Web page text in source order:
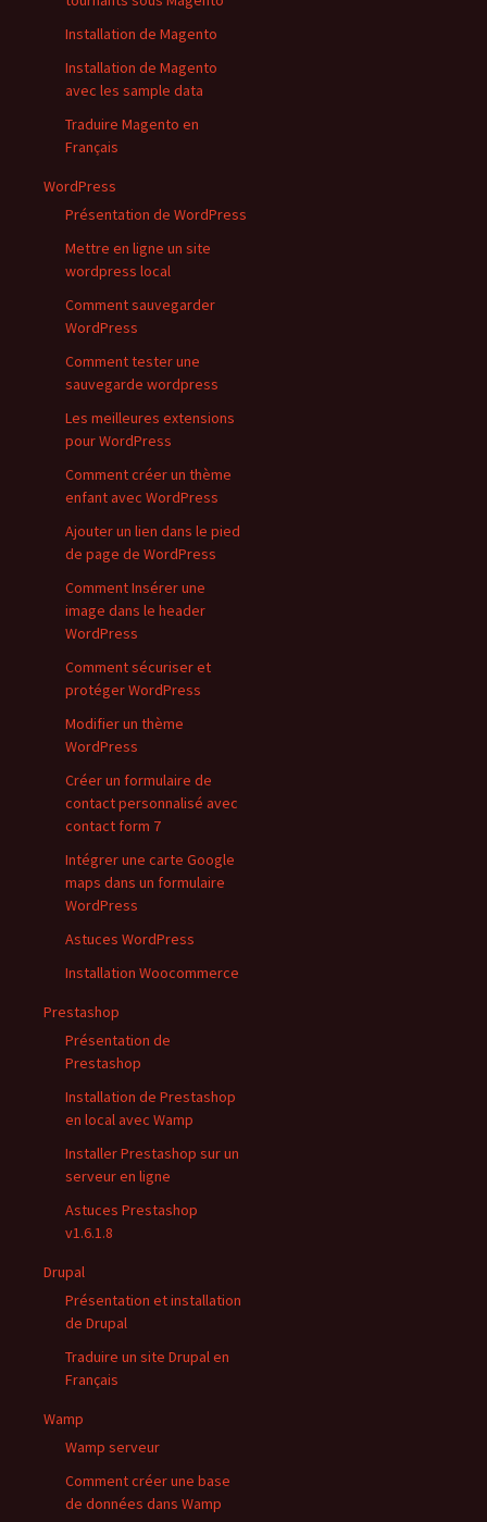
Installation de Magento
Installation de Magento
avec les sample data
Traduire Magento en
Français
WordPress
Présentation de WordPress
Mettre en ligne un site
wordpress local
Comment sauvegarder
WordPress
Comment tester une
sauvegarde wordpress
Les meilleures extensions
pour WordPress
Comment créer un thème
enfant avec WordPress
Ajouter un lien dans le pied
de page de WordPress
Comment Insérer une
image dans le header
WordPress
Comment sécuriser et
protéger WordPress
Modifier un thème
WordPress
Créer un formulaire de
contact personnalisé avec
contact form 7
Intégrer une carte Google
maps dans un formulaire
WordPress
Astuces WordPress
Installation Woocommerce
Prestashop
Présentation de
Prestashop
Installation de Prestashop
en local avec Wamp
Installer Prestashop sur un
serveur en ligne
Astuces Prestashop
v1.6.1.8
Drupal
Présentation et installation
de Drupal
Traduire un site Drupal en
Français
Wamp
Wamp serveur
Comment créer une base
de données dans Wamp